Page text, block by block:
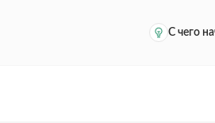
С чего